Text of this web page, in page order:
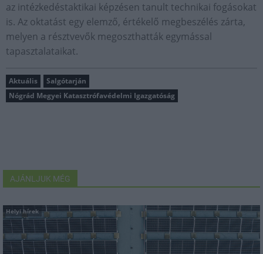
az intézkedéstaktikai képzésen tanult technikai fogásokat
is. Az oktatást egy elemző, értékelő megbeszélés zárta,
melyen a résztvevők megoszthatták egymással
tapasztalataikat.
Aktuális
Salgótarján
Nógrád Megyei Katasztrófavédelmi Igazgatóság
AJÁNLJUK MÉG
Helyi hírek